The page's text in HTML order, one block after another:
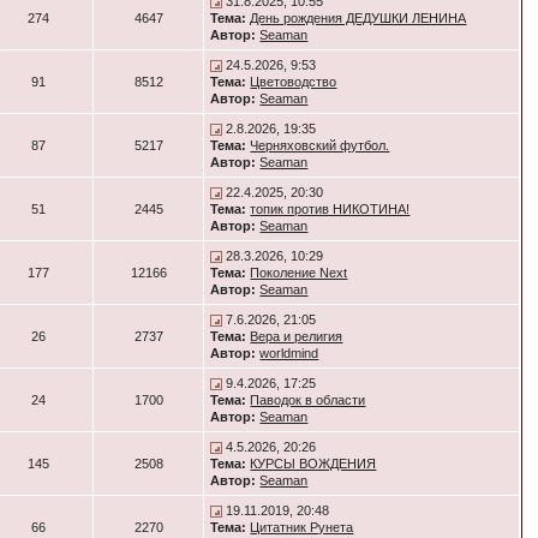
274 4647
Тема: День рождения ДЕДУШКИ ЛЕНИНА
Автор: Seaman
91 8512
24.5.2026, 9:53
Тема: Цветоводство
Автор: Seaman
87 5217
2.8.2026, 19:35
Тема: Черняховский футбол.
Автор: Seaman
51 2445
22.4.2025, 20:30
Тема: топик против НИКОТИНА!
Автор: Seaman
177 12166
28.3.2026, 10:29
Тема: Поколение Next
Автор: Seaman
26 2737
7.6.2026, 21:05
Тема: Вера и религия
Автор: worldmind
24 1700
9.4.2026, 17:25
Тема: Паводок в области
Автор: Seaman
145 2508
4.5.2026, 20:26
Тема: КУРСЫ ВОЖДЕНИЯ
Автор: Seaman
66 2270
19.11.2019, 20:48
Тема: Цитатник Рунета